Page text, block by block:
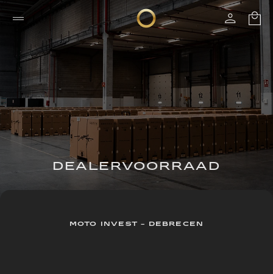
DEALERVOORRAAD
MOTO INVEST - DEBRECEN